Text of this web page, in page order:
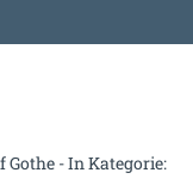
Gothe - In Kategorie: